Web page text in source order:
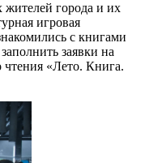
города и их
игровая
с книгами
заявки на
чтения «Лето. Книга.